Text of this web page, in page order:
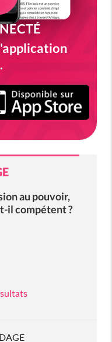
au pouvoir,
il compétent ?